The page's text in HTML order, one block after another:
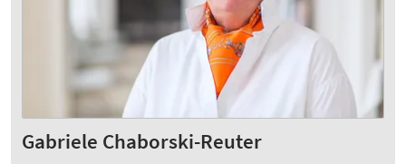
Gabriele Chaborski-Reuter